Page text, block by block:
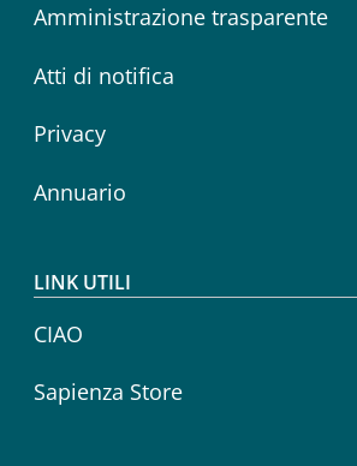
Amministrazione trasparente
Atti di notifica
Privacy
Annuario
LINK UTILI
CIAO
Sapienza Store